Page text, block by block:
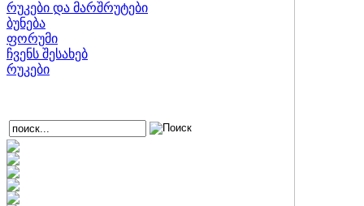
რუკები და მარშრუტები
ბუნება
ფორუმი
ჩვენს შესახებ
რუკები